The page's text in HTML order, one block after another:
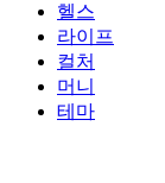
헬스
라이프
컬처
머니
테마